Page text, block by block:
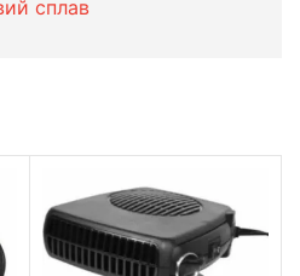
сплав